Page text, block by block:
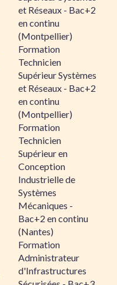
et Réseaux - Bac+2
en continu
(Montpellier)
Formation
Technicien
Supérieur Systèmes
et Réseaux - Bac+2
en continu
(Montpellier)
Formation
Technicien
Supérieur en
Conception
Industrielle de
Systèmes
Mécaniques -
Bac+2 en continu
(Nantes)
Formation
Administrateur
d'Infrastructures